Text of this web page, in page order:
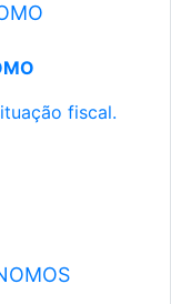
fiscal.